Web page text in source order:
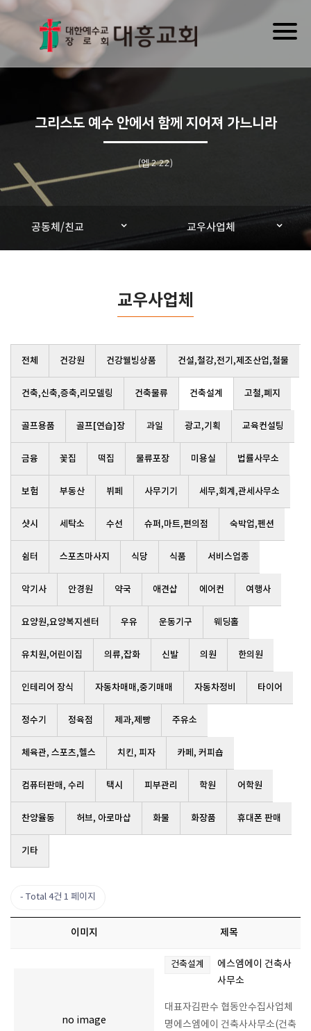
그리스도 예수 안에서 함께 지어져 가느니라
(엡 2:22)
공동체/친교 교우사업체
교우사업체
전체 건강원 건강웰빙상품 건설,철강,전기,제조산업,철물
건축,신축,증축,리모델링 건축물류 건축설계 고철,폐지
골프용품 골프[연습]장 과일 광고,기획 교육컨설팅
금융 꽃집 떡집 물류포장 미용실 법률사무소
보험 부동산 뷔페 사무기기 세무,회계,관세사무소
샷시 세탁소 수선 슈퍼,마트,편의점 숙박업,펜션
쉼터 스포츠마사지 식당 식품 서비스업종
악기사 안경원 약국 애견샵 에어컨 여행사
요양원,요양복지센터 우유 운동기구 웨딩홀
유치원,어린이집 의류,잡화 신발 의원 한의원
인테리어 장식 자동차매매,중기매매 자동차정비 타이어
정수기 정육점 제과,제빵 주유소
체육관, 스포츠,헬스 치킨, 피자 카페, 커피숍
컴퓨터판매, 수리 택시 피부관리 학원 어학원
찬양율동 허브, 아로마샵 화물 화장품 휴대폰 판매
기타
Total 4건 1 페이지
이미지 제목
no image
건축설계
에스엠에이 건축사
사무소
대표자김판수 협동안수집사업체
명에스엠에이 건축사사무소(건축